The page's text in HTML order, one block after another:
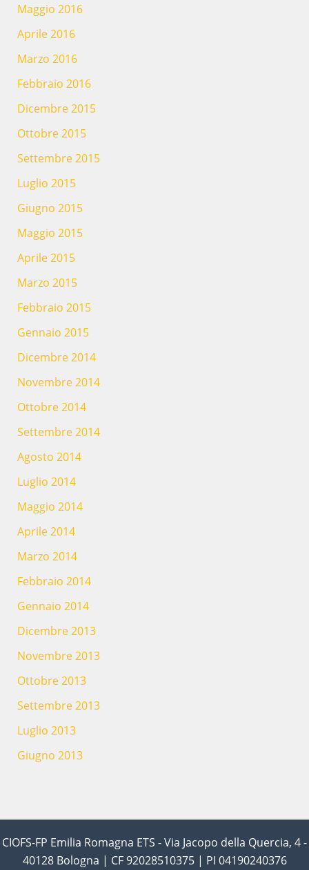
Maggio 2016
Aprile 2016
Marzo 2016
Febbraio 2016
Dicembre 2015
Ottobre 2015
Settembre 2015
Luglio 2015
Giugno 2015
Maggio 2015
Aprile 2015
Marzo 2015
Febbraio 2015
Gennaio 2015
Dicembre 2014
Novembre 2014
Ottobre 2014
Settembre 2014
Agosto 2014
Luglio 2014
Maggio 2014
Aprile 2014
Marzo 2014
Febbraio 2014
Gennaio 2014
Dicembre 2013
Novembre 2013
Ottobre 2013
Settembre 2013
Luglio 2013
Giugno 2013
CIOFS-FP Emilia Romagna ETS - Via Jacopo della Quercia, 4 -
40128 Bologna | CF 92028510375 | PI 04190240376